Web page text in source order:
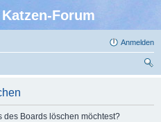
Forum
Anmelden
des Boards löschen möchtest?